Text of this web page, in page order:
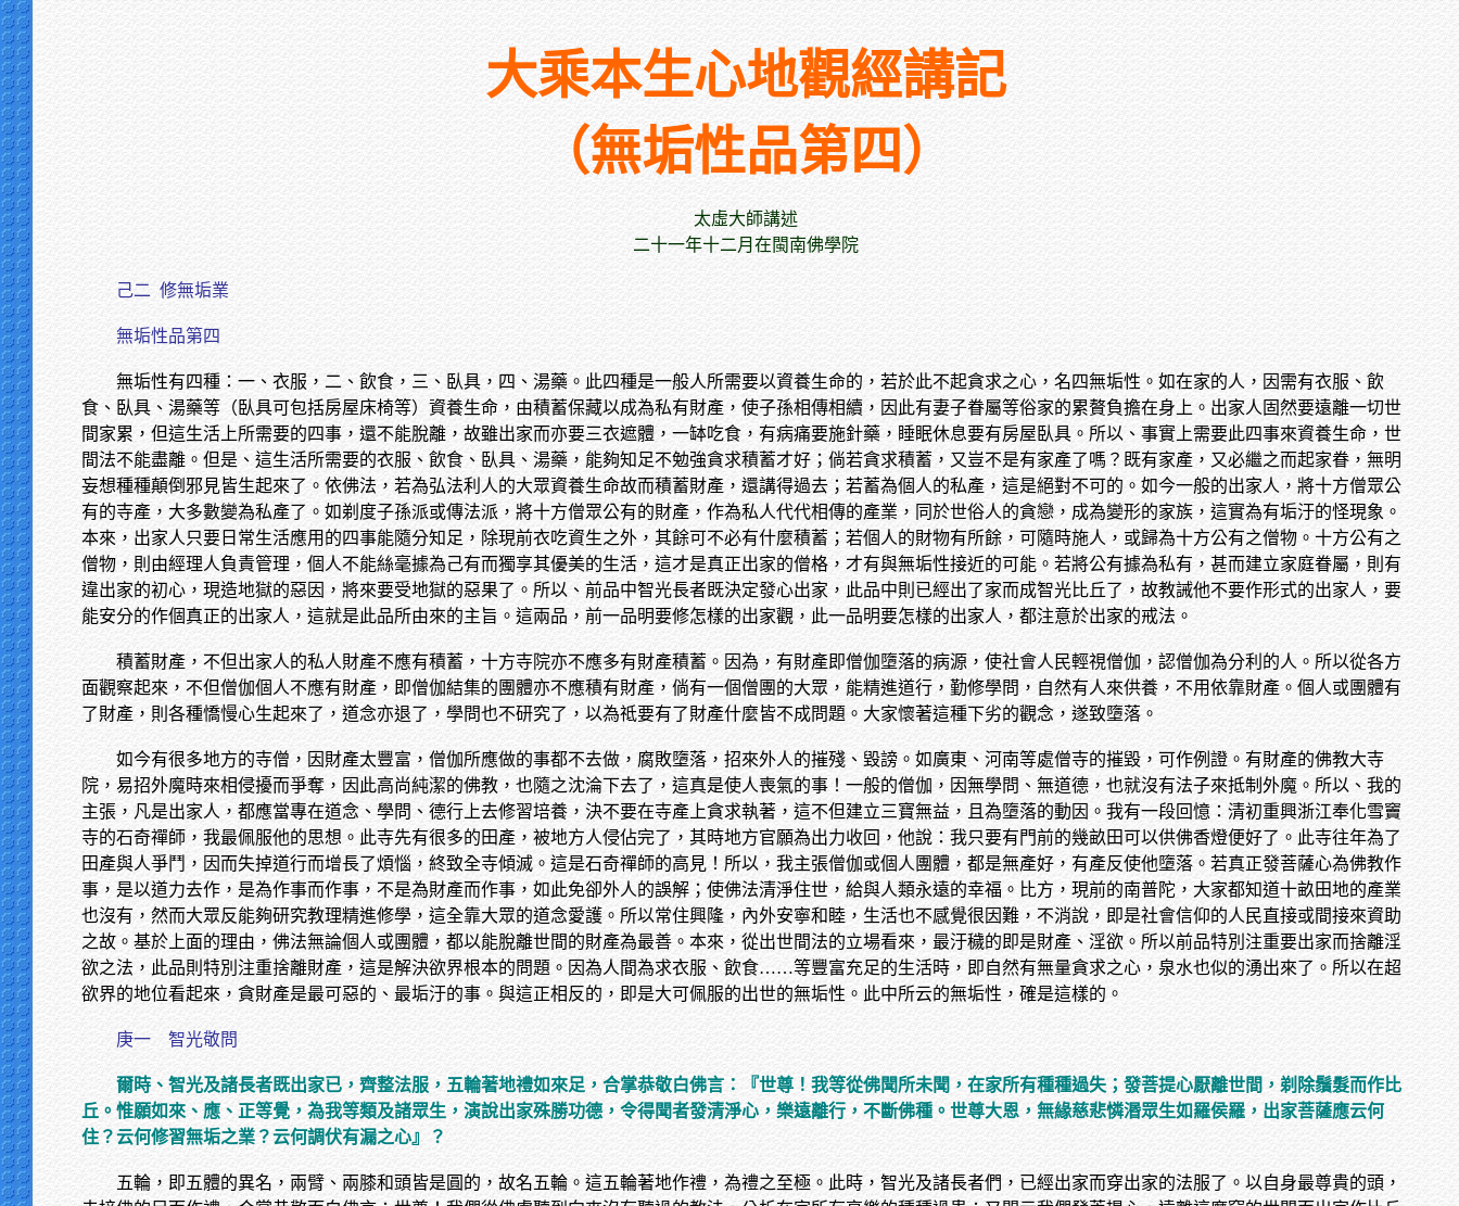
大乘本生心地觀經講記
（無垢性品第四）
太虛大師講述
二十一年十二月在閩南佛學院
己二 修無垢業
無垢性品第四
無垢性有四種：一、衣服，二、飲食，三、臥具，四、湯藥。此四種是一般人所需要以資養生命的，若於此不起貪求之心，名四無垢性。如在家的人，因需有衣服、飲
食、臥具、湯藥等（臥具可包括房屋床椅等）資養生命，由積蓄保藏以成為私有財產，使子孫相傳相續，因此有妻子眷屬等俗家的累贅負擔在身上。出家人固然要遠離一切世
間家累，但這生活上所需要的四事，還不能脫離，故雖出家而亦要三衣遮體，一缽吃食，有病痛要施針藥，睡眠休息要有房屋臥具。所以、事實上需要此四事來資養生命，世
間法不能盡離。但是、這生活所需要的衣服、飲食、臥具、湯藥，能夠知足不勉強貪求積蓄才好；倘若貪求積蓄，又豈不是有家產了嗎？既有家產，又必繼之而起家眷，無明
妄想種種顛倒邪見皆生起來了。依佛法，若為弘法利人的大眾資養生命故而積蓄財產，還講得過去；若蓄為個人的私產，這是絕對不可的。如今一般的出家人，將十方僧眾公
有的寺產，大多數變為私產了。如剃度子孫派或傳法派，將十方僧眾公有的財產，作為私人代代相傳的產業，同於世俗人的貪戀，成為變形的家族，這實為有垢汙的怪現象。
本來，出家人只要日常生活應用的四事能隨分知足，除現前衣吃資生之外，其餘可不必有什麼積蓄；若個人的財物有所餘，可隨時施人，或歸為十方公有之僧物。十方公有之
僧物，則由經理人負責管理，個人不能絲毫據為己有而獨享其優美的生活，這才是真正出家的僧格，才有與無垢性接近的可能。若將公有據為私有，甚而建立家庭眷屬，則有
違出家的初心，現造地獄的惡因，將來要受地獄的惡果了。所以、前品中智光長者既決定發心出家，此品中則已經出了家而成智光比丘了，故教誡他不要作形式的出家人，要
能安分的作個真正的出家人，這就是此品所由來的主旨。這兩品，前一品明要修怎樣的出家觀，此一品明要怎樣的出家人，都注意於出家的戒法。
積蓄財產，不但出家人的私人財產不應有積蓄，十方寺院亦不應多有財產積蓄。因為，有財產即僧伽墮落的病源，使社會人民輕視僧伽，認僧伽為分利的人。所以從各方
面觀察起來，不但僧伽個人不應有財產，即僧伽結集的團體亦不應積有財產，倘有一個僧團的大眾，能精進道行，勤修學問，自然有人來供養，不用依靠財產。個人或團體有
了財產，則各種憍慢心生起來了，道念亦退了，學問也不研究了，以為祗要有了財產什麼皆不成問題。大家懷著這種下劣的觀念，遂致墮落。
如今有很多地方的寺僧，因財產太豐富，僧伽所應做的事都不去做，腐敗墮落，招來外人的摧殘、毀謗。如廣東、河南等處僧寺的摧毀，可作例證。有財產的佛教大寺
院，易招外魔時來相侵擾而爭奪，因此高尚純潔的佛教，也隨之沈淪下去了，這真是使人喪氣的事！一般的僧伽，因無學問、無道德，也就沒有法子來抵制外魔。所以、我的
主張，凡是出家人，都應當專在道念、學問、德行上去修習培養，決不要在寺產上貪求執著，這不但建立三寶無益，且為墮落的動因。我有一段回憶：清初重興浙江奉化雪竇
寺的石奇禪師，我最佩服他的思想。此寺先有很多的田產，被地方人侵佔完了，其時地方官願為出力收回，他說：我只要有門前的幾畝田可以供佛香燈便好了。此寺往年為了
田產與人爭鬥，因而失掉道行而增長了煩惱，終致全寺傾滅。這是石奇禪師的高見！所以，我主張僧伽或個人團體，都是無產好，有產反使他墮落。若真正發菩薩心為佛教作
事，是以道力去作，是為作事而作事，不是為財產而作事，如此免卻外人的誤解；使佛法清淨住世，給與人類永遠的幸福。比方，現前的南普陀，大家都知道十畝田地的產業
也沒有，然而大眾反能夠研究教理精進修學，這全靠大眾的道念愛護。所以常住興隆，內外安寧和睦，生活也不感覺很因難，不消說，即是社會信仰的人民直接或間接來資助
之故。基於上面的理由，佛法無論個人或團體，都以能脫離世間的財產為最善。本來，從出世間法的立場看來，最汙穢的即是財產、淫欲。所以前品特別注重要出家而捨離淫
欲之法，此品則特別注重捨離財產，這是解決欲界根本的問題。因為人間為求衣服、飲食……等豐富充足的生活時，即自然有無量貪求之心，泉水也似的湧出來了。所以在超
欲界的地位看起來，貪財產是最可惡的、最垢汙的事。與這正相反的，即是大可佩服的出世的無垢性。此中所云的無垢性，確是這樣的。
庚一 智光敬問
爾時、智光及諸長者既出家已，齊整法服，五輪著地禮如來足，合掌恭敬白佛言：『世尊！我等從佛聞所未聞，在家所有種種過失；發菩提心厭離世間，剃除鬚髮而作比
丘。惟願如來、應、正等覺，為我等類及諸眾生，演說出家殊勝功德，令得聞者發清淨心，樂遠離行，不斷佛種。世尊大恩，無緣慈悲憐湣眾生如羅侯羅，出家菩薩應云何
住？云何修習無垢之業？云何調伏有漏之心』？
五輪，即五體的異名，兩臂、兩膝和頭皆是圓的，故名五輪。這五輪著地作禮，為禮之至極。此時，智光及諸長者們，已經出家而穿出家的法服了。以自身最尊貴的頭，